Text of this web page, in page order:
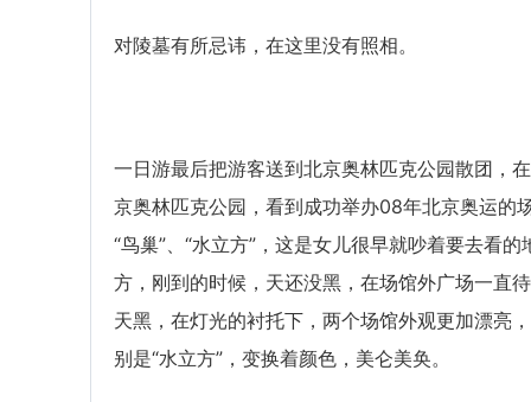
对陵墓有所忌讳，在这里没有照相。
一日游最后把游客送到北京奥林匹克公园散团，
京奥林匹克公园，看到成功举办08年北京奥运的
“鸟巢”、“水立方”，这是女儿很早就吵着要去看的
方，刚到的时候，天还没黑，在场馆外广场一直
天黑，在灯光的衬托下，两个场馆外观更加漂亮
别是“水立方”，变换着颜色，美仑美奂。